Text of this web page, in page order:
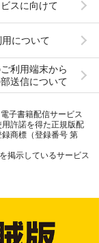
スに向けて
について
利用端末から
送信について
子書籍配信サービス
許諾を得た正規版配
商標（登録番号 第
掲示しているサービス